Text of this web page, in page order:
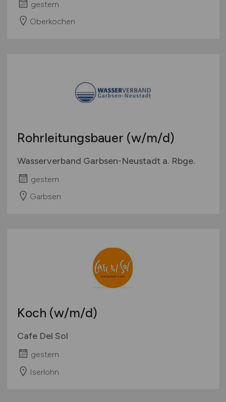
gestern
Oberkochen
Rohrleitungsbauer (w/m/d)
Wasserverband Garbsen-Neustadt a. Rbge.
gestern
Garbsen
Koch (w/m/d)
Cafe Del Sol
gestern
Iserlohn